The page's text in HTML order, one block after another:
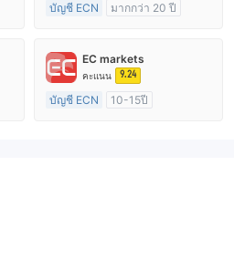
บัญชี ECN
มากกว่า 20 ปี
ใบอนุญาต MT4 แบบเต็ม
EC markets
คะแนน 9.24
บัญชี ECN
10-15ปี